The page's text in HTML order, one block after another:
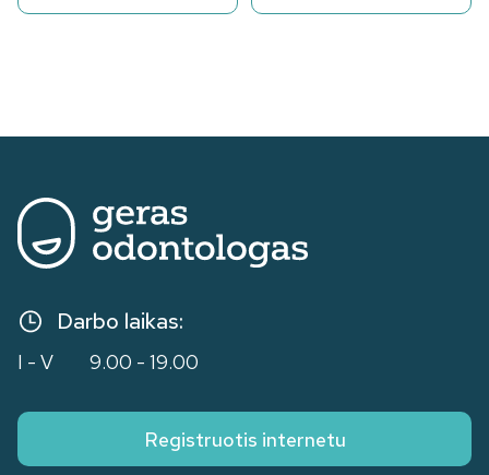
Darbo laikas:
I - V 9.00 - 19.00
Registruotis internetu